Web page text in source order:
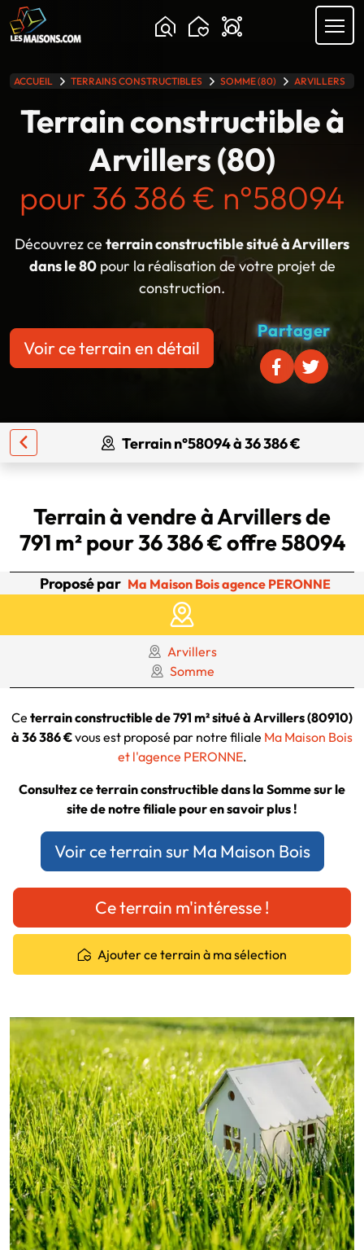
Chargement...
ACCUEIL TERRAINS CONSTRUCTIBLES SOMME (80) ARVILLERS
Terrain constructible à
Arvillers (80)
pour 36 386 € n°58094
Découvrez ce terrain constructible situé à Arvillers
dans le 80pour la réalisation de votre projet de
construction.
Voir ce terrain en détail
Partager
Terrain n°58094 à 36 386 €
Terrain à vendre à Arvillers de
791 m² pour 36 386 € offre 58094
Proposé par Ma Maison Bois agence PERONNE
Arvillers
Somme
Ce terrain constructible de 791 m² situé à Arvillers (80910)
à 36 386 €vous est proposé par notre filiale Ma Maison Bois
et l'agence PERONNE.
Consultez ce terrain constructible dans la Somme sur le
site de notre filiale pour en savoir plus !
Voir ce terrain sur Ma Maison Bois
Ce terrain m'intéresse !
Ajouter ce terrain à ma sélection